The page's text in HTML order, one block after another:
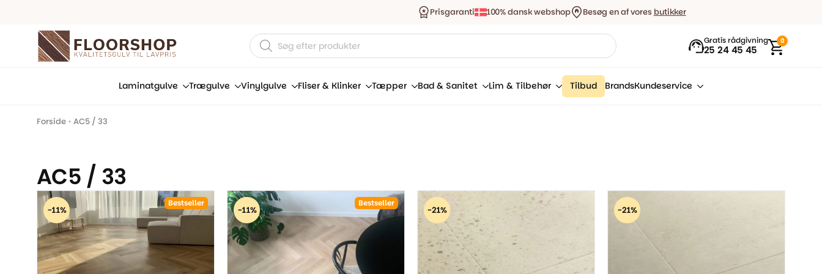
Prisgaranti 100% dansk webshop Besøg en af vores butikker
Products
search
Gratis rådgivning
25 24 45 45
0
Laminatgulve Trægulve Vinylgulve Fliser & Klinker Tæpper Bad & Sanitet Lim & Tilbehør Tilbud BrandsKundeservice
Forside • AC5 / 33
AC5 / 33
Bestseller
-11%
Bestseller
-11% -21% -21%